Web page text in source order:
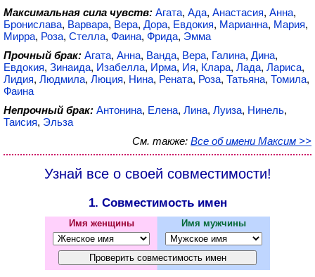
Максимальная сила чувств: Агата, Ада, Анастасия, Анна,
Бронислава, Варвара, Вера, Дора, Евдокия, Марианна, Мария,
Мирра, Роза, Стелла, Фаина, Фрида, Эмма
Прочный брак: Агата, Анна, Ванда, Вера, Галина, Дина,
Евдокия, Зинаида, Изабелла, Ирма, Ия, Клара, Лада, Лариса,
Лидия, Людмила, Люция, Нина, Рената, Роза, Татьяна, Томила,
Фаина
Непрочный брак: Антонина, Елена, Лина, Луиза, Нинель,
Таисия, Эльза
См. также: Все об имени Максим >>
Узнай все о своей совместимости!
1. Совместимость имен
Имя женщины Имя мужчины